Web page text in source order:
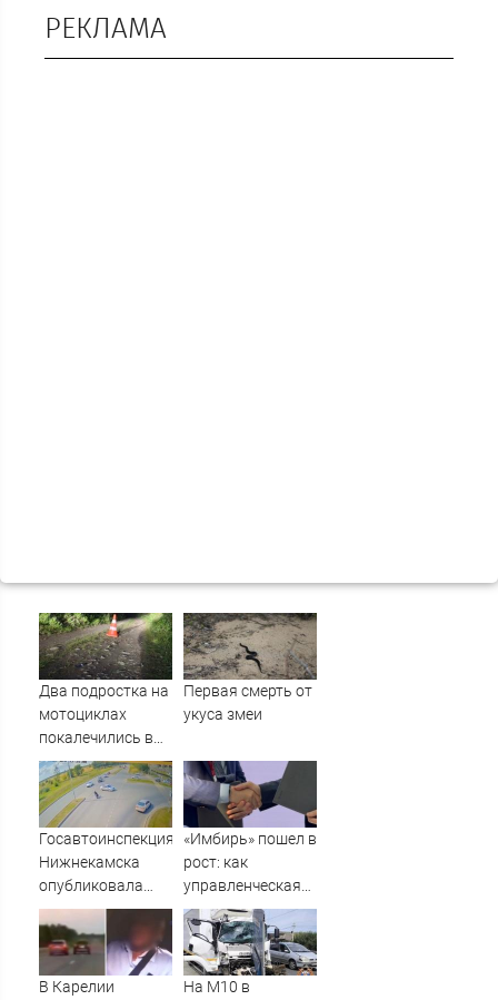
РЕКЛАМА
Два подростка на
мотоциклах
покалечились в
Карелии (ФОТО)
Первая смерть от
укуса змеи
Госавтоинспекция
Нижнекамска
опубликовала
видео жесткого
ДТП с участием
питбайкера
07/08/2026 –
«Имбирь» пошел в
рост: как
управленческая
реформа
принесла
прибыль - АБН 24
В Карелии
На М10 в